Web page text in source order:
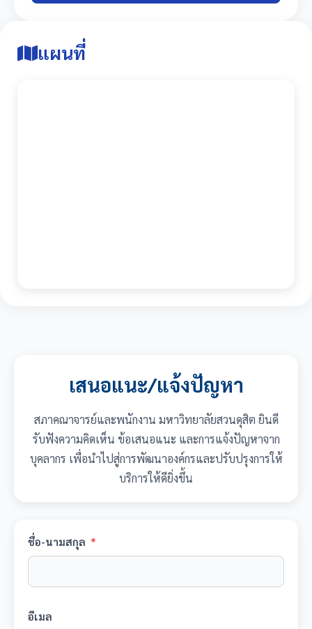
แผนที่
เสนอแนะ/แจ้งปัญหา
สภาคณาจารย์และพนักงาน มหาวิทยาลัยสวนดุสิต ยินดี
รับฟังความคิดเห็น ข้อเสนอแนะ และการแจ้งปัญหาจาก
บุคลากร เพื่อนำไปสู่การพัฒนาองค์กรและปรับปรุงการให้
บริการให้ดียิ่งขึ้น
ชื่อ-นามสกุล *
อีเมล